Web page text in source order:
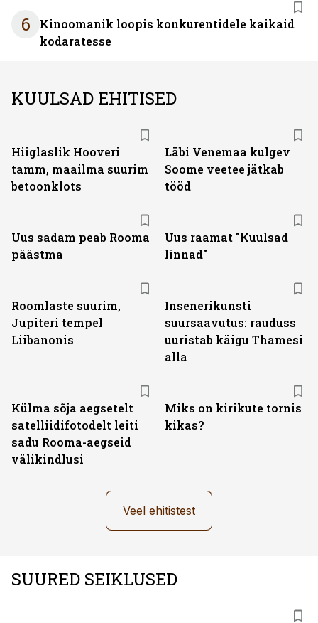
6
Kinoomanik loopis konkurentidele kaikaid
kodaratesse
KUULSAD EHITISED
Hiiglaslik Hooveri
tamm, maailma suurim
betoonklots
Läbi Venemaa kulgev
Soome veetee jätkab
tööd
Uus sadam peab Rooma
päästma
Uus raamat "Kuulsad
linnad"
Roomlaste suurim,
Jupiteri tempel
Liibanonis
Insenerikunsti
suursaavutus: rauduss
uuristab käigu Thamesi
alla
Külma sõja aegsetelt
satelliidifotodelt leiti
sadu Rooma-aegseid
välikindlusi
Miks on kirikute tornis
kikas?
Veel ehitistest
SUURED SEIKLUSED